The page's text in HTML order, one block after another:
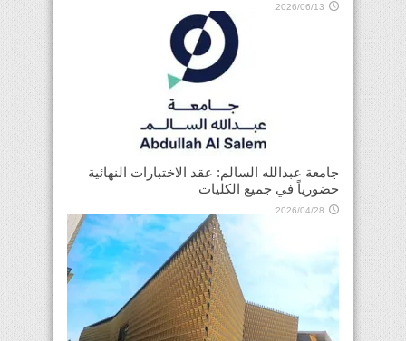
2026/06/13
جامعة عبدالله السالم: عقد الاختبارات النهائية
حضورياً في جميع الكليات
2026/04/28